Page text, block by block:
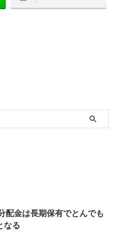
配金は長期保有でとんでも
なる